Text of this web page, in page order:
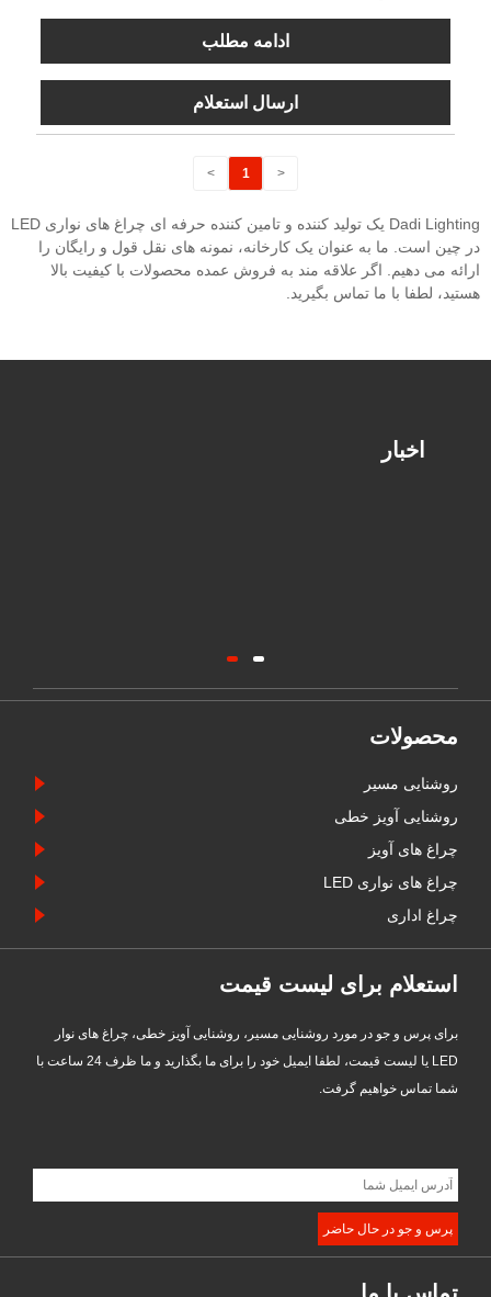
ادامه مطلب
ارسال استعلام
<
1
>
Dadi Lighting یک تولید کننده و تامین کننده حرفه ای چراغ های نواری LED
در چین است. ما به عنوان یک کارخانه، نمونه های نقل قول و رایگان را
ارائه می دهیم. اگر علاقه مند به فروش عمده محصولات با کیفیت بالا
هستید، لطفا با ما تماس بگیرید.
اخبار
محصولات
روشنایی مسیر
روشنایی آویز خطی
چراغ های آویز
چراغ های نواری LED
چراغ اداری
استعلام برای لیست قیمت
برای پرس و جو در مورد روشنایی مسیر، روشنایی آویز خطی، چراغ های نوار
LED یا لیست قیمت، لطفا ایمیل خود را برای ما بگذارید و ما ظرف 24 ساعت با
شما تماس خواهیم گرفت.